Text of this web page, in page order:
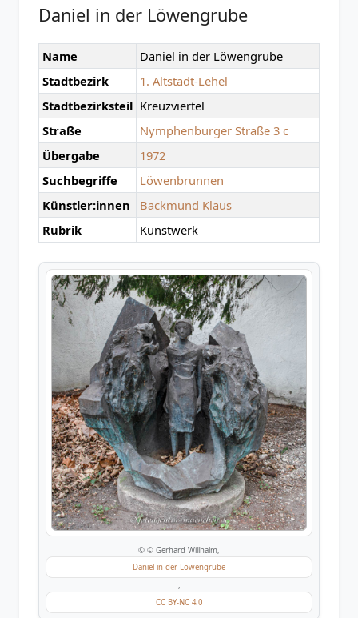
Daniel in der Löwengrube
Name
Daniel in der Löwengrube
Stadtbezirk
1. Altstadt-Lehel
Stadtbezirksteil Kreuzviertel
Straße
Nymphenburger Straße 3 c
Übergabe
1972
Suchbegriffe
Löwenbrunnen
Künstler:innen
Backmund Klaus
Rubrik
Kunstwerk
© © Gerhard Willhalm,
Daniel in der Löwengrube
,
CC BY-NC 4.0